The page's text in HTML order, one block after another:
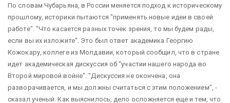
По словам Чубарьяна, в России меняется подход к историческому
прошлому, историки пытаются "применять новые идеи в своей
работе". "Что касается разных точек зрения, то мы будем рады,
если вы их изложите". Это был ответ академика Георгию
Кожокару, коллеге из Молдавии, который сообщил, что в стране
идет академическая дискуссия об "участии нашего народа во
Второй мировой войне". "Дискуссия не окончена, она
разворачивается, и мы должны считаться с этим положением", -
сказал ученый. Как выяснилось, дело осложняется еще и тем, что